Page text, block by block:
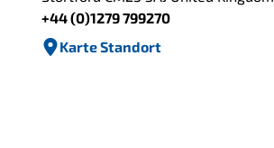
+44 (0)1279 799270
Karte Standort